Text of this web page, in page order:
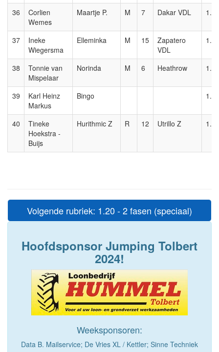
36
Corlien
Wemes
Maartje P. M 7 Dakar VDL 1.00
37
Ineke
Wiegersma
Elleminka M 15
Zapatero
VDL
1.00
38
Tonnie van
Mispelaar
Norinda M 6 Heathrow 1.00
39
Karl Heinz
Markus
Bingo 1.00
40
Tineke
Hoekstra -
Buijs
Hurithmic Z R 12 Utrillo Z 1.00
Volgende rubriek: 1.20 - 2 fasen (speciaal)
Hoofdsponsor Jumping Tolbert
2024!
Weeksponsoren:
Data B. Mailservice; De Vries XL / Kettler; Sinne Techniek